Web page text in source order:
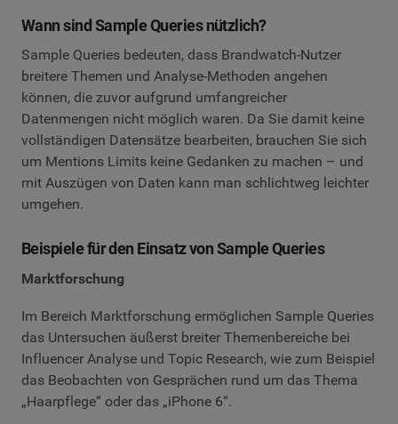
Wann sind Sample Queries nützlich?
Sample Queries bedeuten, dass Brandwatch-Nutzer
breitere Themen und Analyse-Methoden angehen
können, die zuvor aufgrund umfangreicher
Datenmengen nicht möglich waren. Da Sie damit keine
vollständigen Datensätze bearbeiten, brauchen Sie sich
um Mentions Limits keine Gedanken zu machen – und
mit Auszügen von Daten kann man schlichtweg leichter
umgehen.
Beispiele für den Einsatz von Sample Queries
Marktforschung
Im Bereich Marktforschung ermöglichen Sample Queries
das Untersuchen äußerst breiter Themenbereiche bei
Influencer Analyse und Topic Research, wie zum Beispiel
das Beobachten von Gesprächen rund um das Thema
„Haarpflege“ oder das „iPhone 6“.